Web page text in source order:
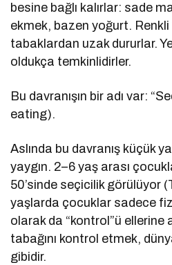
besine bağlı kalırlar: sade
ekmek, bazen yoğurt. Renkli
tabaklardan uzak dururlar.
oldukça temkinlidirler.
Bu davranışın bir adı var:
eating).
Aslında bu davranış küçük
yaygın. 2–6 yaş arası
50’sinde seçicilik görülüyor
yaşlarda çocuklar sadece
olarak da “kontrol”ü ellerine
tabağını kontrol etmek,
gibidir.